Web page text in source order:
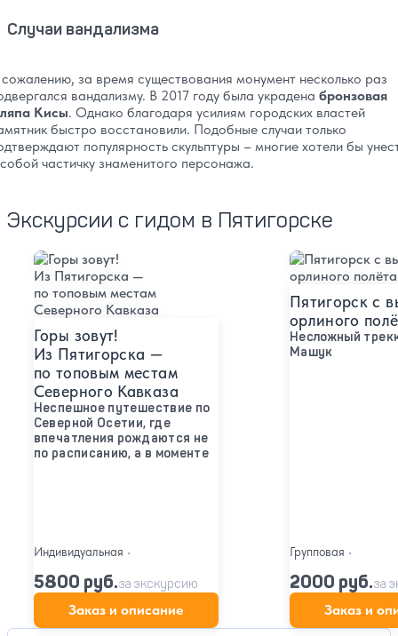
Случаи вандализма
за время существования монумент несколько раз
вандализму. В 2017 году была украдена бронзовая
Кисы. Однако благодаря усилиям городских властей
быстро восстановили. Подобные случаи только
популярность скульптуры – многие хотели бы
частичку знаменитого персонажа.
Экскурсии с гидом в Пятигорске
Горы зовут!
Из Пятигорска —
по топовым местам
Северного Кавказа
Неспешное путешествие по
Северной Осетии, где
впечатления рождаются не
по расписанию, а в моменте
Индивидуальная •
5800 руб.за экскурсию
Заказ и описание
Подробнее
Пятигорск с
орлиного
Несложный
Машук
Групповая •
2000 руб.за
Заказ и
Подробнее